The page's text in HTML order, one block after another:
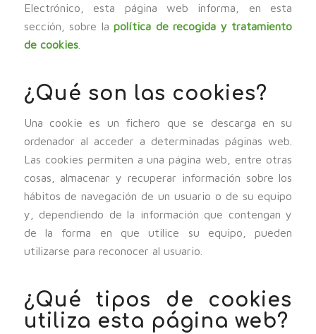
Electrónico, esta página web informa, en esta
sección, sobre lapolítica de recogida y tratamiento
de cookies.
¿Qué son las cookies?
Una cookie es un fichero que se descarga en su
ordenador al acceder a determinadas páginas web.
Las cookies permiten a una página web, entre otras
cosas, almacenar y recuperar información sobre los
hábitos de navegación de un usuario o de su equipo
y, dependiendo de la información que contengan y
de la forma en que utilice su equipo, pueden
utilizarse para reconocer al usuario.
¿Qué tipos de cookies
utiliza esta página web?